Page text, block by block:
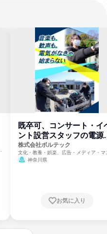
既卒可、コンサート・イ
ント設営スタッフの電源
門
株式会社ボルテック
文化・教養・娯楽、広告・メディア・マ
ミ、電力・ガス・水道・エネルギー
神奈川県
お気に入り